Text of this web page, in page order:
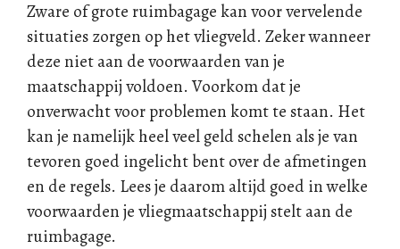
Zware of grote ruimbagage kan voor vervelende
situaties zorgen op het vliegveld. Zeker wanneer
deze niet aan de voorwaarden van je
maatschappij voldoen. Voorkom dat je
onverwacht voor problemen komt te staan. Het
kan je namelijk heel veel geld schelen als je van
tevoren goed ingelicht bent over de afmetingen
en de regels. Lees je daarom altijd goed in welke
voorwaarden je vliegmaatschappij stelt aan de
ruimbagage.